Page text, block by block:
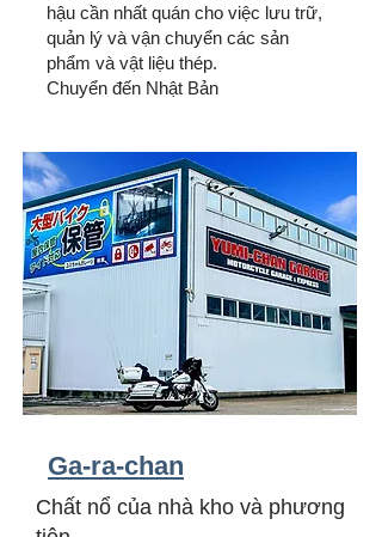
hậu cần nhất quán cho việc lưu trữ,
quản lý và vận chuyển các sản
phẩm và vật liệu thép.
Chuyển đến Nhật Bản
Ga-ra-chan
Chất nổ của nhà kho và phương